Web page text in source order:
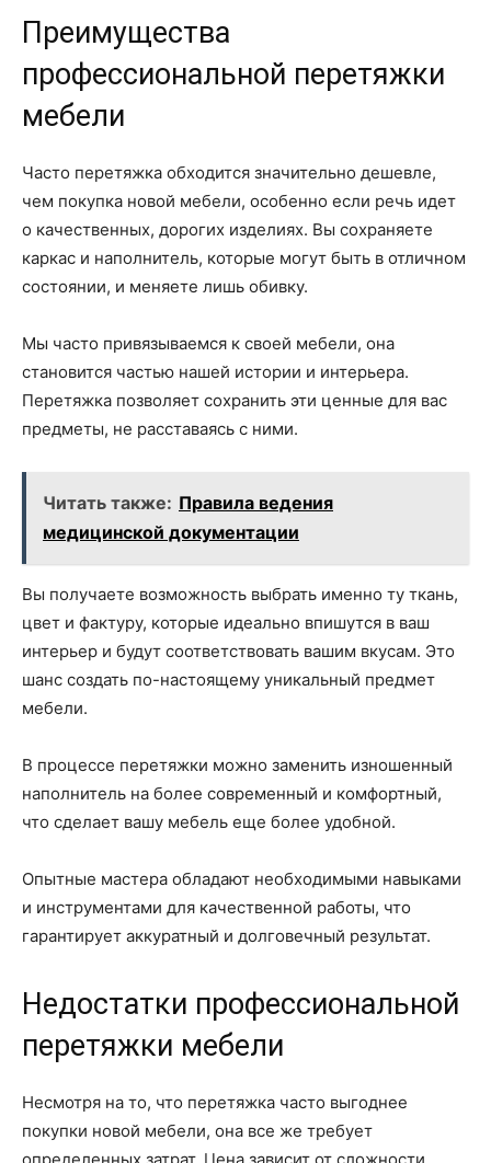
Преимущества
профессиональной перетяжки
мебели
Часто перетяжка обходится значительно дешевле,
чем покупка новой мебели, особенно если речь идет
о качественных, дорогих изделиях. Вы сохраняете
каркас и наполнитель, которые могут быть в отличном
состоянии, и меняете лишь обивку.
Мы часто привязываемся к своей мебели, она
становится частью нашей истории и интерьера.
Перетяжка позволяет сохранить эти ценные для вас
предметы, не расставаясь с ними.
Читать также: Правила ведения
медицинской документации
Вы получаете возможность выбрать именно ту ткань,
цвет и фактуру, которые идеально впишутся в ваш
интерьер и будут соответствовать вашим вкусам. Это
шанс создать по-настоящему уникальный предмет
мебели.
В процессе перетяжки можно заменить изношенный
наполнитель на более современный и комфортный,
что сделает вашу мебель еще более удобной.
Опытные мастера обладают необходимыми навыками
и инструментами для качественной работы, что
гарантирует аккуратный и долговечный результат.
Недостатки профессиональной
перетяжки мебели
Несмотря на то, что перетяжка часто выгоднее
покупки новой мебели, она все же требует